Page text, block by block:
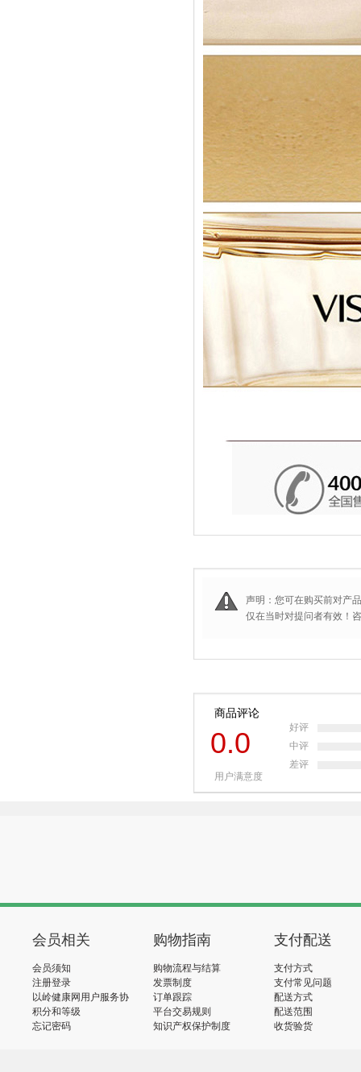
声明：您可在购买前对产
仅在当时对提问者有效！
商品评论
0.0
用户满意度
好评
中评
差评
会员相关
会员须知
注册登录
以岭健康网用户服务协
议
积分和等级
忘记密码
购物指南
购物流程与结算
发票制度
订单跟踪
平台交易规则
知识产权保护制度
支付配送
支付方式
支付常见问题
配送方式
配送范围
收货验货